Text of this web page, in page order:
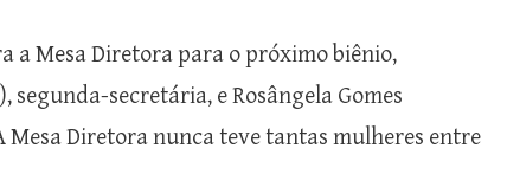
a Mesa Diretora para o próximo biênio,
secretária, e Rosângela Gomes
Mesa Diretora nunca teve tantas mulheres entre